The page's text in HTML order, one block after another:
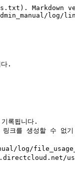
Markdown
log/
.
록됩니다.
를 생성할 수 없